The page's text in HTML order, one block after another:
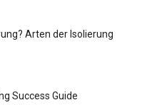
Arten der Isolierung
Success Guide